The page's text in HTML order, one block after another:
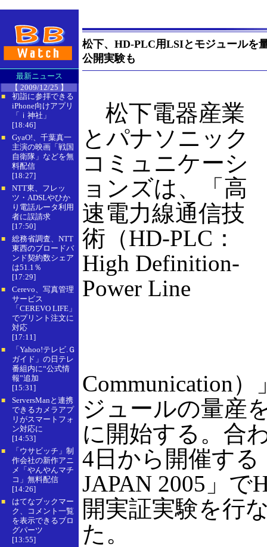
最新ニュース
【 2009/12/25 】
■
初詣に参拝できる
iPhone向けアプリ
「ｉ神社」
[18:46]
■
GyaO!、千葉真一
主演の映画「戦国
自衛隊」などを無
料配信
[18:27]
■
NTT東、フレッ
ツ・ADSLやひか
り電話ルータ利用
者に誤請求
[17:50]
■
総務省調査、NTT
東西のブロードバ
ンド契約数シェア
は51.1％
[17:29]
■
Cerevo、写真管理
サービス
「CEREVO LIFE」
でプリント注文に
対応
[17:11]
■
「Yahoo!テレビ.Ｇ
ガイド」の日テレ
番組内に“公式情
報”追加
[15:31]
■
ServersManと連携
できるカメラアプ
リがスマートフォ
ン対応に
[14:53]
■
「ウサビッチ」制
作会社の新作アニ
メ「やんやんマチ
コ」無料配信
[14:26]
■
はてなブックマー
ク、コメント一覧
を表示できるブロ
グパーツ
[13:55]
松下、HD-PLC用LSIとモジュールを
公開実験も
松下電器産業
とパナソニック
コミュニケーシ
ョンズは、「高
速電力線通信技
術（HD-PLC：
High Definition-
Power Line
Communication
ジュールの量産
に開始する。合
4日から開催する
JAPAN 2005」で
開実証実験を行
た。